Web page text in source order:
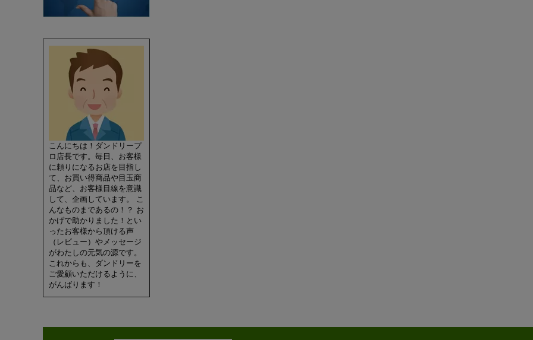
こんにちは！ダンドリープ
ロ店長です。毎日、お客様
に頼りになるお店を目指し
て、お買い得商品や目玉商
品など、お客様目線を意識
して、企画しています。 こ
んなものまであるの！？ お
かげで助かりました！とい
ったお客様から頂ける声
（レビュー）やメッセージ
がわたしの元気の源です。
これからも、ダンドリーを
ご愛顧いただけるように、
がんばります！